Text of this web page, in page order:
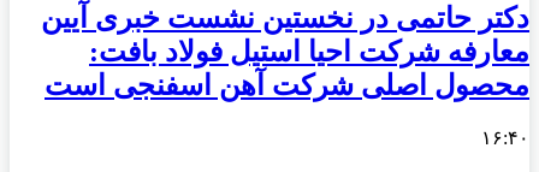
دکتر حاتمی در نخستین نشست خبری آیین
معارفه شرکت احیا استیل فولاد بافت:
محصول اصلی شرکت آهن اسفنجی است
۱۶:۴۰